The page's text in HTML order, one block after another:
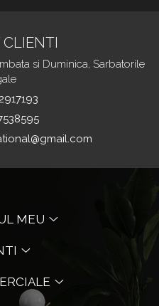
si Duminica, Sarbatorile
MEU